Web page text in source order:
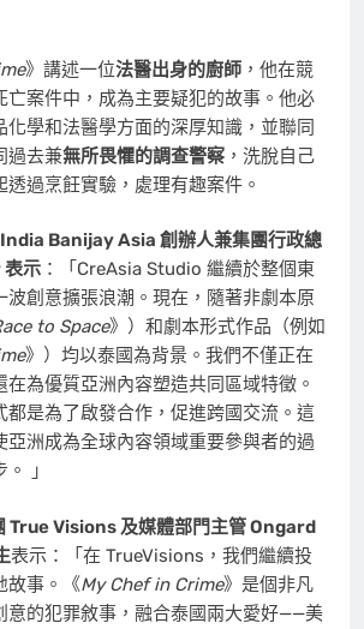
》講述一位法醫出身的廚師 ，他在競
亡案件中，成為主要疑犯的故事。他必
化學和法醫學方面的深厚知識，並聯同
過去兼無所畏懼的調查警察 ，洗脫自己
透過烹飪實驗，處理有趣案件。
Banijay Asia 創辦人兼集團行政總
表示 ：「CreAsia Studio 繼續於整個東
波創意擴張浪潮。現在，隨著非劇本原
to Space》）和劇本形式作品（例如
》）均以泰國為背景。我們不僅正在
為優質亞洲內容塑造共同區域特徵。
都是為了啟發合作，促進跨國交流。這
亞洲成為全球內容領域重要參與者的過
」
True Visions 及媒體部門主管 Ongard
表示：「在 TrueVisions，我們繼續投
故事。《My Chef in Crime》是個非凡
意的犯罪敘事，融合泰國兩大愛好——美